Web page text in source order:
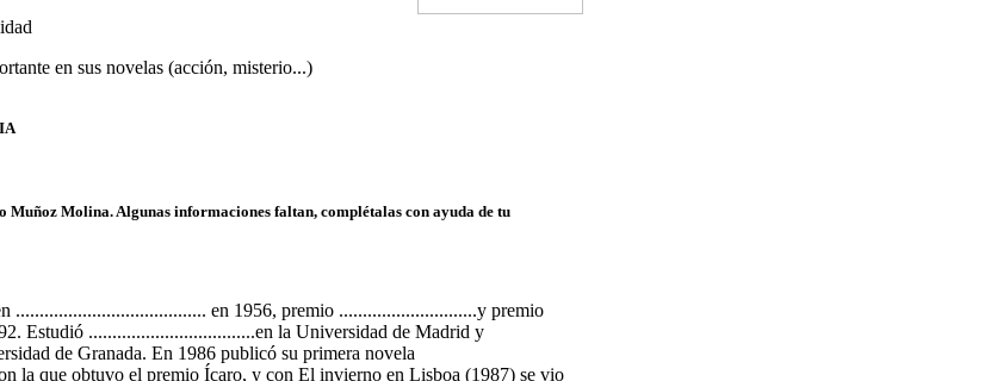
en sus novelas (acción, misterio...)
Muñoz Molina. Algunas informaciones faltan, complétalas con ayuda de tu
........................................ en 1956, premio .............................y premio
Estudió ...................................en la Universidad de Madrid y
de Granada. En 1986 publicó su primera novela
la que obtuvo el premio Ícaro, y con El invierno en Lisboa (1987) se vio